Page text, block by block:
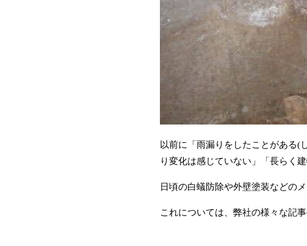
以前に「雨漏りをしたことがある(
り変化は感じていない」「長らく
日頃の白蟻防除や外壁塗装などの
これについては、弊社の様々な記